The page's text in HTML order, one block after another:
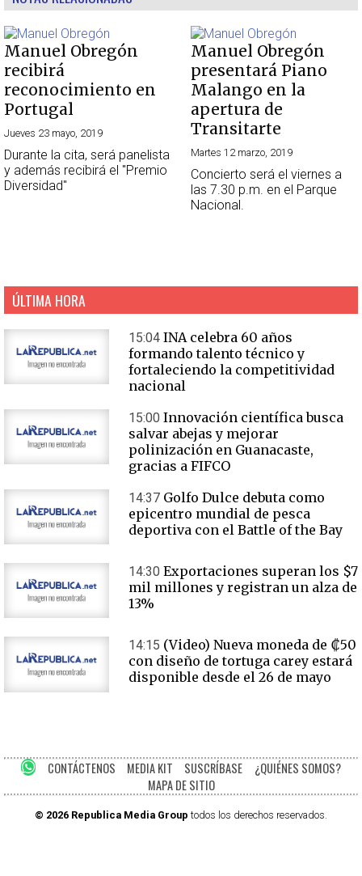
Manuel Obregón
recibirá
reconocimiento en
Portugal
Jueves 23 mayo, 2019
Durante la cita, será panelista
y además recibirá el "Premio
Diversidad"
Manuel Obregón
presentará Piano
Malango en la
apertura de
Transitarte
Martes 12 marzo, 2019
Concierto será el viernes a
las 7.30 p.m. en el Parque
Nacional.
ÚLTIMA HORA
15:04 INA celebra 60 años
formando talento técnico y
fortaleciendo la competitividad
nacional
15:00 Innovación científica busca
salvar abejas y mejorar
polinización en Guanacaste,
gracias a FIFCO
14:37 Golfo Dulce debuta como
epicentro mundial de pesca
deportiva con el Battle of the Bay
14:30 Exportaciones superan los $7
mil millones y registran un alza de
13%
14:15 (Video) Nueva moneda de ₡50
con diseño de tortuga carey estará
disponible desde el 26 de mayo
CONTÁCTENOS MEDIA KIT SUSCRÍBASE
¿QUIÉNES SOMOS?
MAPA DE SITIO
© 2026 Republica Media Group todos los derechos reservados.